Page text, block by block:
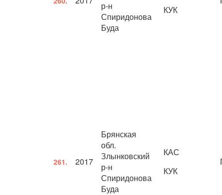
р-н
Спиридонова
Буда
КУК
261. 2017
Брянская
обл.
Злынковский
р-н
Спиридонова
Буда
КАС
КУК